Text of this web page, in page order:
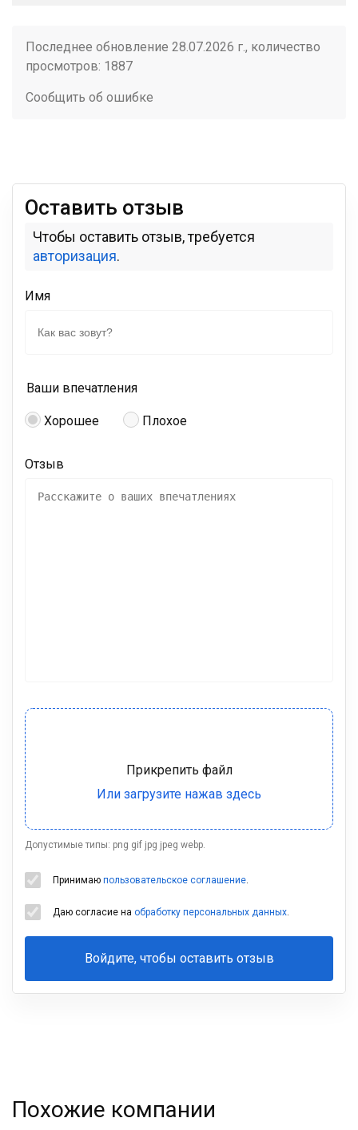
Последнее обновление 28.07.2026 г., количество
просмотров: 1887
Сообщить об ошибке
Оставить отзыв
Чтобы оставить отзыв, требуется
авторизация.
Имя
Ваши впечатления
Хорошее Плохое
Отзыв
Допустимые типы: png gif jpg jpeg webp.
Принимаю пользовательское соглашение.
Даю согласие на обработку персональных данных.
Войдите, чтобы оставить отзыв
Ваша
Похожие компании